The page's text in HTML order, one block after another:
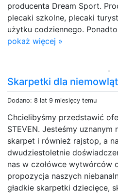
producenta Dream Sport.
plecaki szkolne, plecaki
użytku codziennego.
pokaż więcej »
Skarpetki dla niemowląt
Dodano: 8 lat 9 miesięcy temu
Chcielibyśmy przedstawić
STEVEN. Jesteśmy uznanym
skarpet i również rajstop, a
dwudziestoletnie
nas w czołówce wytwórców
propozycja naszych
gładkie skarpetki dziecięce,